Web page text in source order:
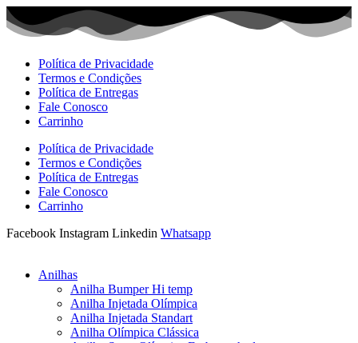
Ir
para
Política de Privacidade
Termos e Condições
Política de Entregas
Fale Conosco
Carrinho
Política de Privacidade
Termos e Condições
Política de Entregas
Fale Conosco
Carrinho
Facebook Instagram Linkedin Whatsapp
Anilhas
Anilha Bumper Hi temp
Anilha Injetada Olímpica
Anilha Injetada Standart
Anilha Olímpica Clássica